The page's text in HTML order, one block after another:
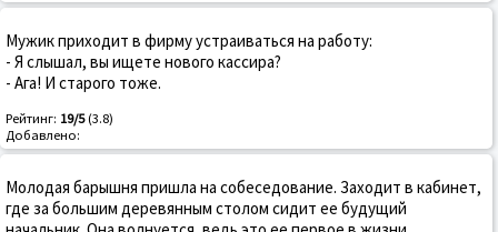
Мужик приходит в фирму устраиваться на работу:
- Я слышал, вы ищете нового кассира?
- Ага! И старого тоже.
Рейтинг: 19/5(3.8)
Добавлено:
Молодая барышня пришла на собеседование. Заходит в кабинет,
где за большим деревянным столом сидит ее будущий